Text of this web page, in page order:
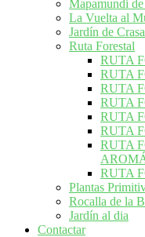
Mapamundi de
La Vuelta al
Jardín de
Ruta Forestal
RUTA
RUTA
RUTA
RUTA
RUTA
RUTA
RUTA
RUTA
Plantas
Rocalla de la
Jardín al dia
Contactar